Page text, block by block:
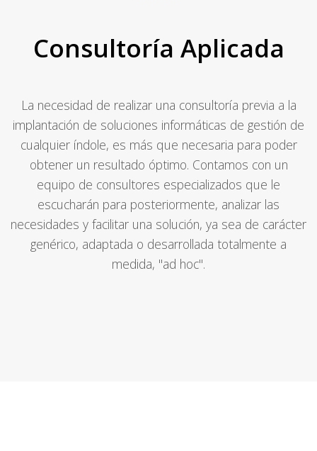
Consultoría Aplicada
La necesidad de realizar una consultoría previa a la
implantación de soluciones informáticas de gestión de
cualquier índole, es más que necesaria para poder
obtener un resultado óptimo. Contamos con un
equipo de consultores especializados que le
escucharán para posteriormente, analizar las
necesidades y facilitar una solución, ya sea de carácter
genérico, adaptada o desarrollada totalmente a
medida, "ad hoc".